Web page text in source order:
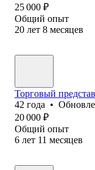
25 000 ₽
Общий опыт
20 лет 8 месяцев
Торговый
42 года •
20 000 ₽
Общий опыт
6 лет 11 месяцев